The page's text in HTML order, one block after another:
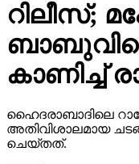
റിലീസ്;
കാണിച്ച്
ഹൈദരാബാദിലെ
അതിവിശാലമായ
ചെയ്തത്.